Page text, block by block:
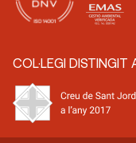
COL·LEGI DISTINGIT